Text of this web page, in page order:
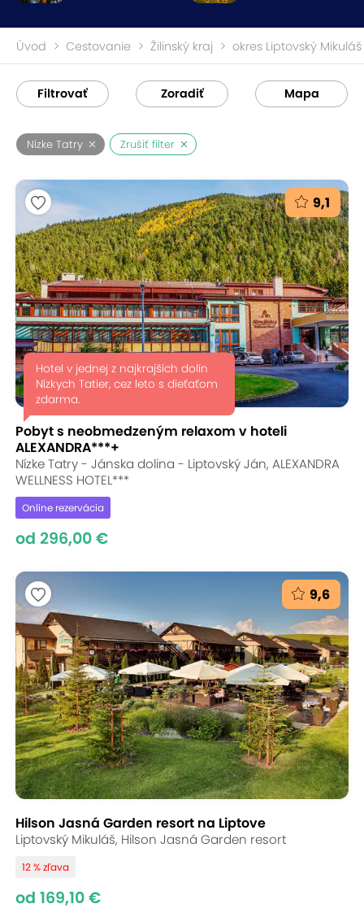
Úvod Cestovanie Žilinský kraj okres Liptovský Mikuláš
Filtrovať Zoradiť Mapa
Nízke Tatry Zrušiť filter
9,1
Hotel v jednej z najkrajších dolín
Nízkych Tatier, cez leto s dieťaťom
zdarma.
Pobyt s neobmedzeným relaxom v hoteli
ALEXANDRA***+
Nízke Tatry - Jánska dolina - Liptovský Ján, ALEXANDRA
WELLNESS HOTEL***
Online rezervácia
od 296,00 €
9,6
Hilson Jasná Garden resort na Liptove
Liptovský Mikuláš, Hilson Jasná Garden resort
12 % zľava
od 169,10 €